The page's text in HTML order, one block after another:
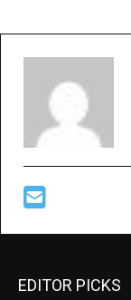
EDITOR PICKS